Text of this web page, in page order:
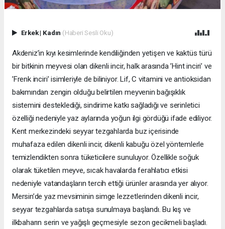
Erkek| Kadın (Haberi Sesli Oku)
Akdeniz’in kıyı kesimlerinde kendiliğinden yetişen ve kaktüs türü
bir bitkinin meyvesi olan dikenli incir, halk arasında ’Hint inciri’ ve
’Frenk inciri’ isimleriyle de biliniyor. Lif, C vitamini ve antioksidan
bakımından zengin olduğu belirtilen meyvenin bağışıklık
sistemini desteklediği, sindirime katkı sağladığı ve serinletici
özelliği nedeniyle yaz aylarında yoğun ilgi gördüğü ifade ediliyor.
Kent merkezindeki seyyar tezgahlarda buz içerisinde
muhafaza edilen dikenli incir, dikenli kabuğu özel yöntemlerle
temizlendikten sonra tüketicilere sunuluyor. Özellikle soğuk
olarak tüketilen meyve, sıcak havalarda ferahlatıcı etkisi
nedeniyle vatandaşların tercih ettiği ürünler arasında yer alıyor.
Mersin’de yaz mevsiminin simge lezzetlerinden dikenli incir,
seyyar tezgahlarda satışa sunulmaya başlandı. Bu kış ve
ilkbaharın serin ve yağışlı geçmesiyle sezon gecikmeli başladı.